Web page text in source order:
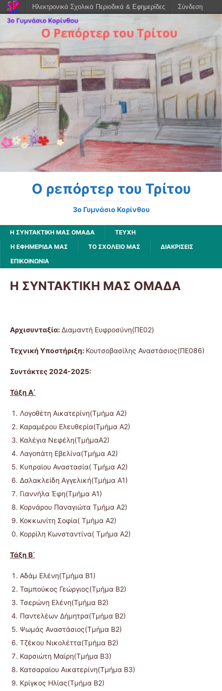
Ο ρεπόρτερ του Τρίτου
3o Γυμνάσιο Κορίνθου
Η ΣΥΝΤΑΚΤΙΚΗ ΜΑΣ ΟΜΑΔΑ
ΤΕΥΧΗ
Η ΕΦΗΜΕΡΙΔΑ ΜΑΣ
ΤΟ ΣΧΟΛΕΙΟ ΜΑΣ
ΔΙΑΚΡΙΣΕΙΣ
ΕΠΙΚΟΙΝΩΝΙΑ
Η ΣΥΝΤΑΚΤΙΚΗ ΜΑΣ ΟΜΑΔΑ
Αρχισυνταξία:Διαμαντή Ευφροσύνη(ΠΕ02)
Τεχνική Υποστήριξη: Κουτσοβασίλης Αναστάσιος(ΠΕ086)
Συντάκτες 2024-2025:
Τάξη Α΄
Λογοθέτη Αικατερίνη(Τμήμα Α2)
Καραμέρου Ελευθερία(Τμήμα Α2)
Καλέγια Νεφέλη(ΤμήμαΑ2)
Λαγοπάτη Εβελίνα(Τμήμα Α2)
Κυπραίου Αναστασία( Τμήμα Α2)
Δαλακλείδη Αγγελική(Τμήμα Α1)
Γιαννήλα Έφη(Τμήμα Α1)
Κορνάρου Παναγιώτα Τμήμα Α2)
Κοκκωνίτη Σοφία( Τμήμα Α2)
Κορρίλη Κωνσταντίνα( Τμήμα Α2)
Τάξη Β΄
Αδάμ Ελένη(Τμήμα Β1)
Ταμπούκος Γεώργιος(Τμήμα Β2)
Τσερώνη Ελένη(Τμήμα Β2)
Παντελέων Δήμητρα(Τμήμα Β2)
Ψωμάς Αναστάσιος(Τμήμα Β2)
Τζέκου Νικολέττα(Τμήμα Β2)
Καρσιώτη Μαίρη(Τμήμα Β3)
Κατσαραίου Αικατερίνη(Τμήμα Β3)
Κρίγκος Ηλίας(Τμήμα Β2)
Ηλεκτρονικά Σχολικά Περιοδικά & Εφημερίδες Σύνδεση